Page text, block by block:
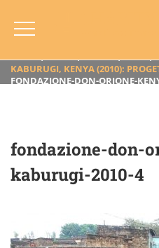
Fondazione-Don-
Kaburugi-2010-4
HOME BLOG ANNO
2010
KABURUGI, KENYA (2010):
FONDAZIONE-DON-ORIONE-
fondazione-don-
kaburugi-2010-4